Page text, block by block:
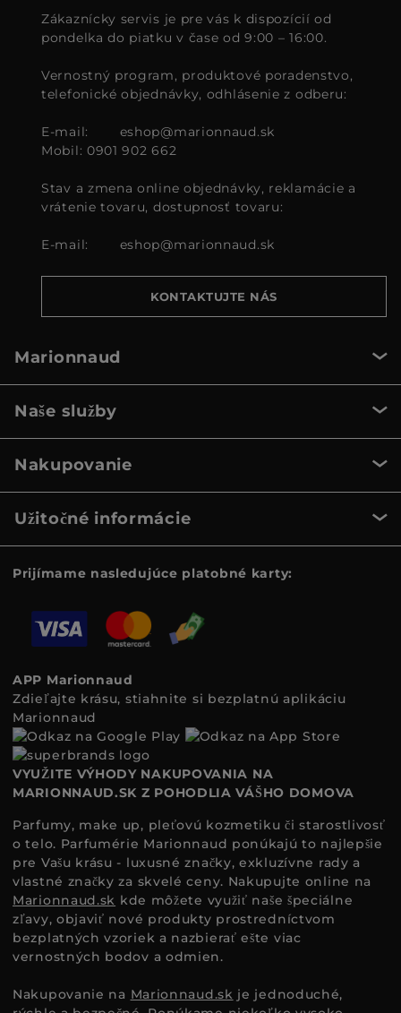
Zákaznícky servis je pre vás k dispozícií od
pondelka do piatku v čase od 9:00 – 16:00.
Vernostný program, produktové poradenstvo,
telefonické objednávky, odhlásenie z odberu:
E-mail:
eshop@marionnaud.sk
Mobil: 0901 902 662
Stav a zmena online objednávky, reklamácie a
vrátenie tovaru, dostupnosť tovaru:
E-mail: eshop@marionnaud.sk
KONTAKTUJTE NÁS
Marionnaud
Naše služby
Nakupovanie
Užitočné informácie
Prijímame nasledujúce platobné karty:
APP Marionnaud
Zdieľajte krásu, stiahnite si bezplatnú aplikáciu
Marionnaud
VYUŽITE VÝHODY NAKUPOVANIA NA
MARIONNAUD.SK Z POHODLIA VÁŠHO DOMOVA
Parfumy, make up, pleťovú kozmetiku či starostlivosť
o telo. Parfumérie Marionnaud ponúkajú to najlepšie
pre Vašu krásu - luxusné značky, exkluzívne rady a
vlastné značky za skvelé ceny. Nakupujte online na
Marionnaud.sk kde môžete využiť naše špeciálne
zľavy, objaviť nové produkty prostredníctvom
bezplatných vzoriek a nazbierať ešte viac
vernostných bodov a odmien.
Nakupovanie na Marionnaud.sk je jednoduché,